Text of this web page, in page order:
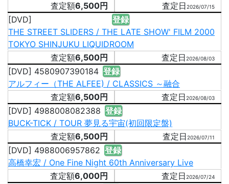
6,500円
2026/07/15
[DVD]
登録
THE STREET SLIDERS / THE LATE SHOW' FILM 2000
TOKYO SHINJUKU LIQUIDROOM
6,500円
2026/08/03
[DVD] 4580907390184 登録
アルフィー（THE ALFEE) / CLASSICS ～融合
6,500円
2026/08/03
[DVD] 4988008082388 登録
BUCK-TICK / TOUR 夢見る宇宙(初回限定盤)
6,500円
2026/07/11
[DVD] 4988006957862 登録
高橋幸宏 / One Fine Night 60th Anniversary Live
6,000円
2026/07/24